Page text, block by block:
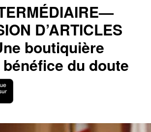
D’ARTICLES
boutiquière
du doute